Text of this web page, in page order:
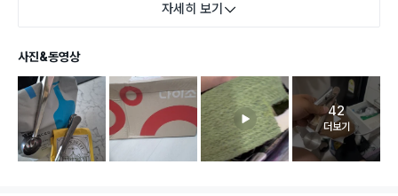
자세히 보기
사진&동영상
고객 리뷰
42
더보기